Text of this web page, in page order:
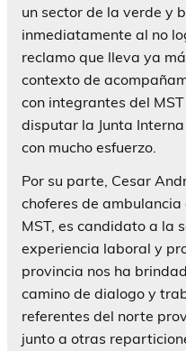
un sector de la verde y
inmediatamente al no
reclamo que lleva ya
contexto de
con integrantes del
disputar la Junta
con mucho esfuerzo.
Por su parte, Cesar
choferes de
MST, es candidato a la
experiencia laboral y
provincia nos ha
camino de dialogo y
referentes del norte
junto a otras